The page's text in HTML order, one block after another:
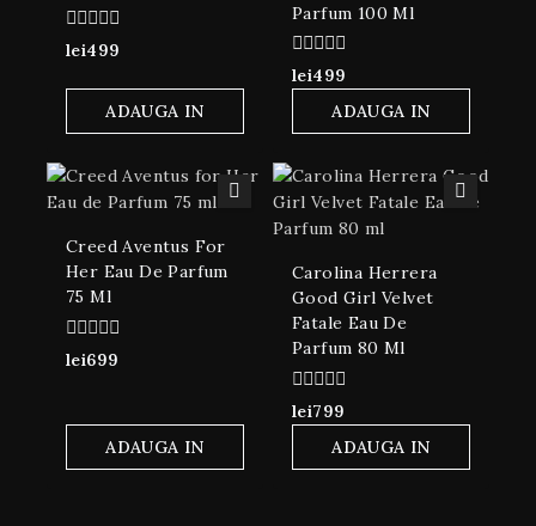
0
lei499
ADAUGA IN
Parfum 100 Ml
0
din
lei499
ADAUGA IN
Creed Aventus For
Her Eau De Parfum
75 Ml
0
lei699
ADAUGA IN
Carolina Herrera
Good Girl Velvet
Fatale Eau De
Parfum 80 Ml
0
din
lei799
ADAUGA IN
Emporio Armani Stronger With You Eau De
Toilette 200 Ml
din
799